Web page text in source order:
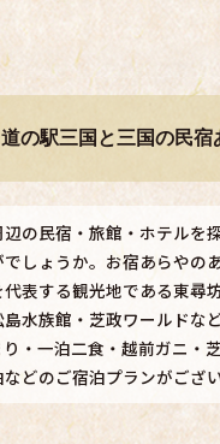
道の駅三国と三国の民宿
の民宿・旅館・ホテルを
しょうか。お宿あらやの
表する観光地である東尋
水族館・芝政ワールドな
・一泊二食・越前ガニ・
どのご宿泊プランがござい